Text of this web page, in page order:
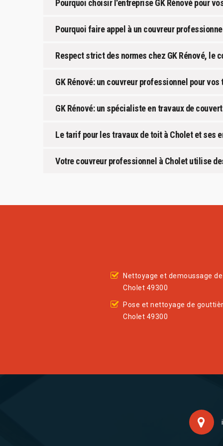
Pourquoi choisir l'entreprise GK Rénové pour
Pourquoi faire appel à un couvreur
Respect strict des normes chez GK Rénové, le
GK Rénové: un couvreur professionnel pour
GK Rénové: un spécialiste en travaux de
Le tarif pour les travaux de toit à Cholet et ses
Votre couvreur professionnel à Cholet utilise
Nettoyage et demoussage
Cholet 49300
Pose et nettoyage de
Cholet 49300